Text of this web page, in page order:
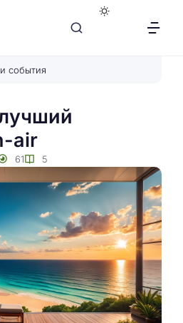
события
air
61 5